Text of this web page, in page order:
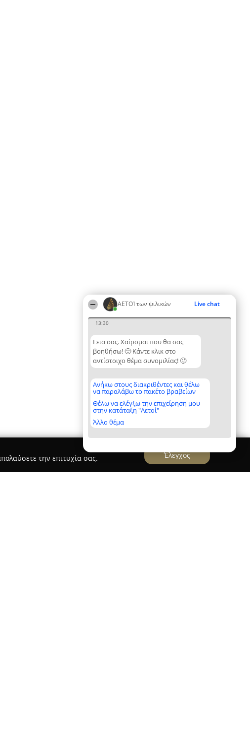
ΑΕΤΟΊ των ψιλικών Live chat
13:30
Γεια σας. Χαίρομαι που θα σας
βοηθήσω! 🙂 Κάντε κλικ στο
αντίστοιχο θέμα συνομιλίας! 🙂
Ανήκω στους διακριθέντες και θέλω
να παραλάβω το πακέτο βραβείων
Θέλω να ελέγξω την επιχείρηση μου
στην κατάταξη "Αετοί"
Άλλο θέμα
την επιτυχία σας.
Έλεγχος